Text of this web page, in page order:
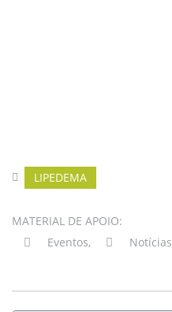
LIPEDEMA
MATERIAL DE APOIO:
Eventos, Notícias